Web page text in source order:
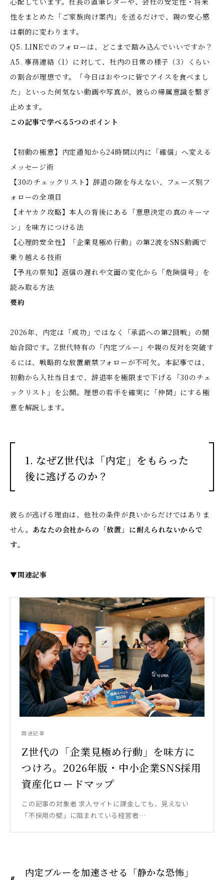
性をまとめた「ご家族向け案内」を送るだけで、親の安心感
は劇的に変わります。
Q5. LINEでのフォローは、どこまで踏み込んでいいですか？
A5. 事務連絡（1）に対して、社内の日常の様子（3）くらい
の割合が理想です。「今日はおやつに皆でアイスを食べまし
た」といった何気ない動画や写真が、彼らの帰属意識を繋ぎ
止めます。
この記事で学べる5つのポイント
【初動の極意】内定通知から24時間以内に「確信」へ変える
メッセージ術
【30のチェックリスト】辞退の隙を与えない、フェーズ別フ
ォローの全項目
【オヤカク攻略】本人の背後にある「意思決定の真のキーマ
ン」を味方につける法
【心理的安全性】「企業見極め行動」の第2波をSNS動画で
乗り越える技術
【予兆の察知】返信の遅れや文面の変化から「危険信号」を
読み取る方法
要約
2026年、内定は「成功」ではなく「承諾への第2回戦」の開
始合図です。Z世代特有の「内定ブルー」や親の反対を突破す
るには、戦略的な放置厳禁フォローが不可欠。本記事では、
初動から入社当日まで、辞退率を極限まで下げる「30のチェ
ックリスト」を公開。理想の若手を確実に「仲間」にする極
意を解説します。
1. なぜZ世代は「内定」をもらった
後に逃げるのか？
彼らが逃げる理由は、他社の条件が良いからだけではありま
せん。 あなたの会社からの「放置」に耐えられないからで
す。
▼関連記事
関連記事
Z世代の「企業見極め行動」を味方に
つけろ。2026年版・中小企業SNS採用
資産化ロードマップ
この記事の対象者 求人サイトに課金しても、見えない
「不採用の壁」に阻まれている経営者…
内定ブルーを加速させる「静かな恐怖」